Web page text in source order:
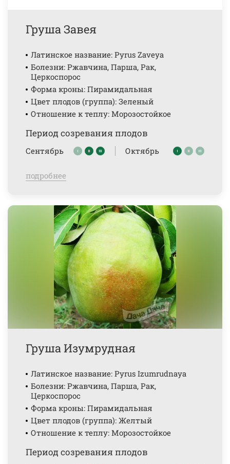
Груша Завея
Латинское название: Pyrus Zaveya
Болезни: Ржавчина, Парша, Рак,
Церкоспорос
Форма кроны: Пирамидальная
Цвет плодов (группа): Зеленый
Отношение к теплу: Морозостойкое
Период созревания плодов
Сентябрь Октябрь
подробнее
Груша Изумрудная
Латинское название: Pyrus Izumrudnaya
Болезни: Ржавчина, Парша, Рак,
Церкоспорос
Форма кроны: Пирамидальная
Цвет плодов (группа): Желтый
Отношение к теплу: Морозостойкое
Период созревания плодов